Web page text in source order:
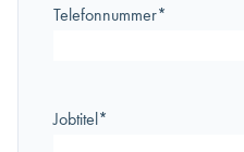
Telefonnummer*
Jobtitel*